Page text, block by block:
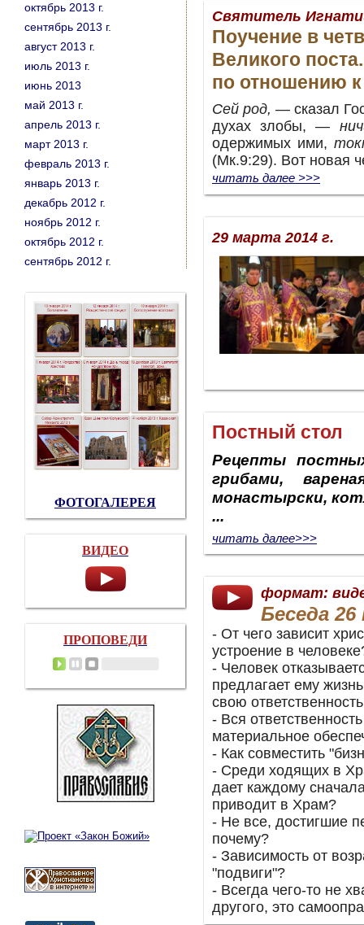
Святитель
Поучение в
Великого
по отношению
Сей род, — сказал
духах злобы, —
одержимых ими,
(Мк.9:29). Вот новая
читать далее >>>
29 марта 2014 г.
Постный стол
Рецепты
грибами,
монастырски,
...
читать далее>>>
формат:
Беседа
- От чего зависит
устроение в
- Человек
предлагает ему
свою
- Вся
материальное
- Как совместить
- Среди ходящих в
дает каждому
приводит в Храм?
- Не все, достигшие
почему?
- Зависимость от
"подвиги"?
- Всегда чего-то не
другого, это
октябрь 2013 г.
сентябрь 2013 г.
август 2013 г.
июль 2013 г.
июнь 2013
май 2013 г.
апрель 2013 г.
март 2013 г.
февраль 2013 г.
январь 2013 г.
декабрь 2012 г.
ноябрь 2012 г.
октябрь 2012 г.
сентябрь 2012 г.
ФОТОГАЛЕРЕЯ
ВИДЕО
ПРОПОВЕДИ